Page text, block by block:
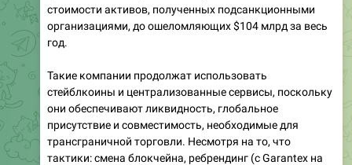
стоимости активов, полученных подсанкционными
организациями, до ошеломляющих $104 млрд за весь
год.
Такие компании продолжат использовать
стейблкоины и централизованные сервисы, поскольку
они обеспечивают ликвидность, глобальное
присутствие и совместимость, необходимые для
трансграничной торговли. Несмотря на то, что
тактики: смена блокчейна, ребрендинг (с Garantex на